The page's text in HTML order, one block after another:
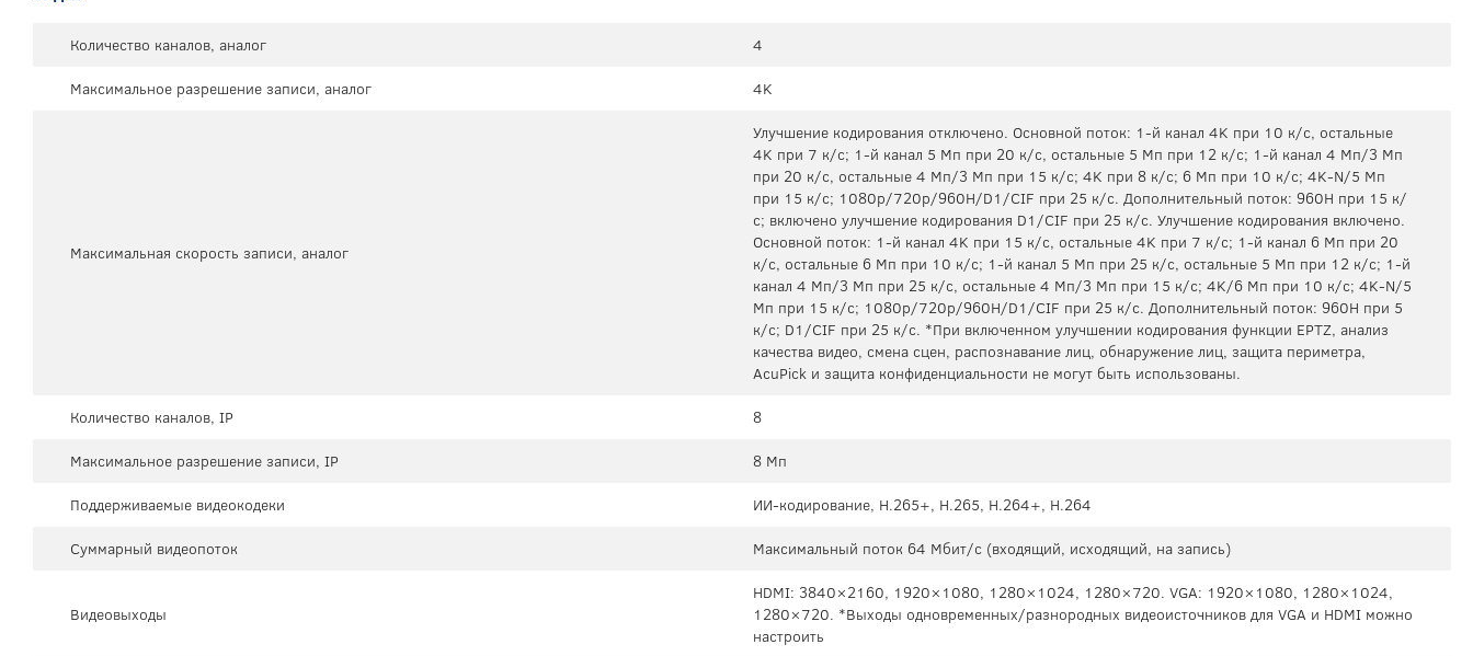
Количество каналов, аналог
4
Максимальное разрешение записи, аналог
4K
Максимальная скорость записи, аналог
Улучшение кодирования отключено. Основной поток: 1-й канал 4K при 10 к/с, остальные
4K при 7 к/с; 1-й канал 5 Мп при 20 к/с, остальные 5 Мп при 12 к/с; 1-й канал 4 Мп/3 Мп
при 20 к/с, остальные 4 Мп/3 Мп при 15 к/с; 4K при 8 к/с; 6 Мп при 10 к/с; 4K-N/5 Мп
при 15 к/с; 1080p/720p/960H/D1/CIF при 25 к/с. Дополнительный поток: 960H при 15 к/
с; включено улучшение кодирования D1/CIF при 25 к/с. Улучшение кодирования включено.
Основной поток: 1-й канал 4K при 15 к/с, остальные 4K при 7 к/с; 1-й канал 6 Мп при 20
к/с, остальные 6 Мп при 10 к/с; 1-й канал 5 Мп при 25 к/с, остальные 5 Мп при 12 к/с; 1-й
канал 4 Мп/3 Мп при 25 к/с, остальные 4 Мп/3 Мп при 15 к/c; 4K/6 Мп при 10 к/с; 4K-N/5
Мп при 15 к/с; 1080p/720p/960H/D1/CIF при 25 к/с. Дополнительный поток: 960H при 5
к/с; D1/CIF при 25 к/с. *При включенном улучшении кодирования функции EPTZ, анализ
качества видео, смена сцен, распознавание лиц, обнаружение лиц, защита периметра,
AcuPick и защита конфиденциальности не могут быть использованы.
Количество каналов, IP
8
Максимальное разрешение записи, IP
8 Мп
Поддерживаемые видеокодеки
ИИ-кодирование, H.265+, H.265, H.264+, H.264
Суммарный видеопоток
Максимальный поток 64 Мбит/с (входящий, исходящий, на запись)
Видеовыходы
HDMI: 3840×2160, 1920×1080, 1280×1024, 1280×720. VGA: 1920×1080, 1280×1024,
1280×720. *Выходы одновременных/разнородных видеоисточников для VGA и HDMI можно
настроить